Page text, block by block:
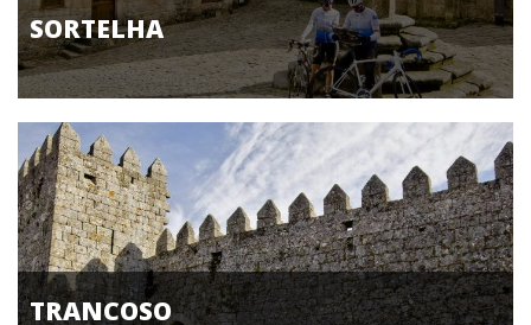
SORTELHA
TRANCOSO